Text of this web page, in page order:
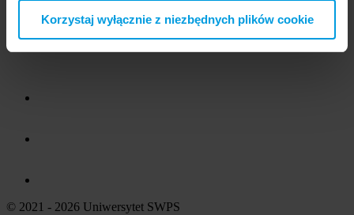
Korzystaj wyłącznie z niezbędnych plików cookie
© 2021 - 2026 Uniwersytet SWPS